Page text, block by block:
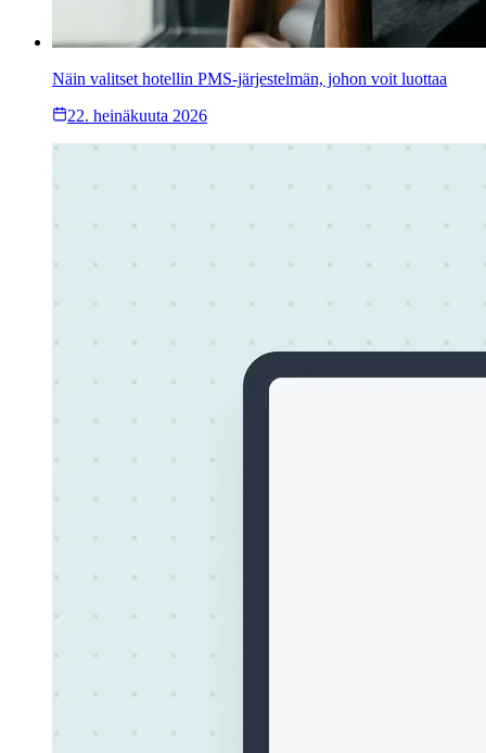
Näin valitset hotellin PMS-järjestelmän, johon voit luottaa
22. heinäkuuta 2026